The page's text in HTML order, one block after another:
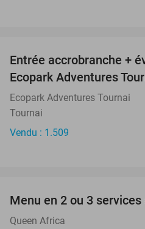
Entrée accrobranche +
Ecopark Adventures
Ecopark Adventures Tournai
Tournai
Vendu : 1.509
Menu en 2 ou 3
Queen Africa